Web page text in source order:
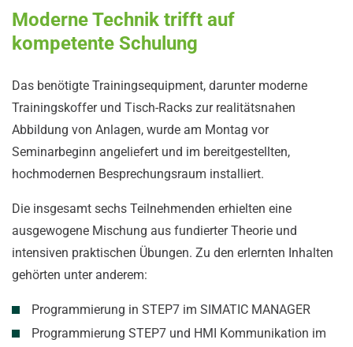
Moderne Technik trifft auf
kompetente Schulung
Das benötigte Trainingsequipment, darunter moderne
Trainingskoffer und Tisch-Racks zur realitätsnahen
Abbildung von Anlagen, wurde am Montag vor
Seminarbeginn angeliefert und im bereitgestellten,
hochmodernen Besprechungsraum installiert.
Die insgesamt sechs Teilnehmenden erhielten eine
ausgewogene Mischung aus fundierter Theorie und
intensiven praktischen Übungen. Zu den erlernten Inhalten
gehörten unter anderem:
Programmierung in STEP7 im SIMATIC MANAGER
Programmierung STEP7 und HMI Kommunikation im